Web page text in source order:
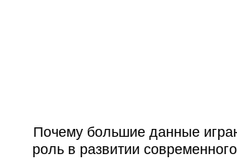
Почему большие данные
роль в развитии